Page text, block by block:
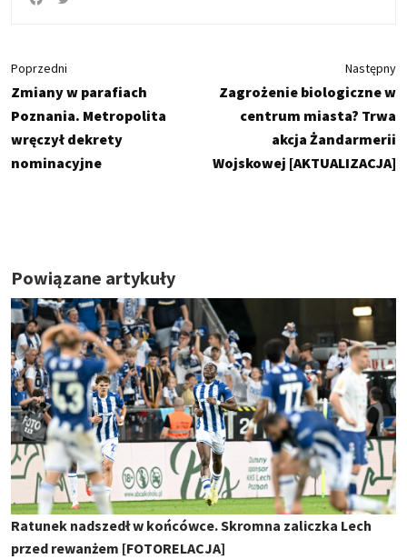
Poprzedni
Zmiany w parafiach
Poznania. Metropolita
wręczył dekrety
nominacyjne
Następny
Zagrożenie biologiczne w
centrum miasta? Trwa
akcja Żandarmerii
Wojskowej [AKTUALIZACJA]
Powiązane artykuły
Ratunek nadszedł w końcówce. Skromna zaliczka Lech
przed rewanżem [FOTORELACJA]